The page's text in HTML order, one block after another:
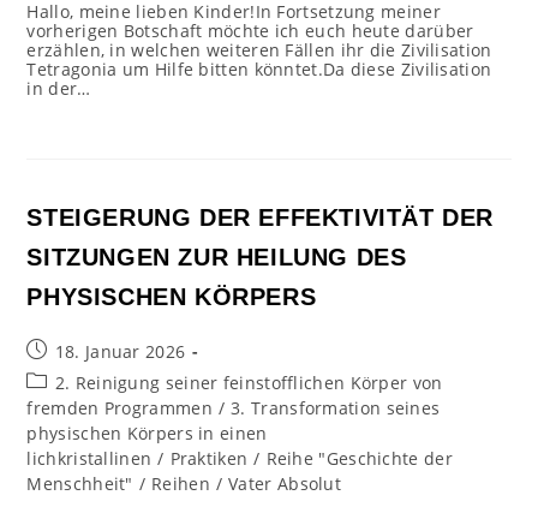
Hallo, meine lieben Kinder!In Fortsetzung meiner
vorherigen Botschaft möchte ich euch heute darüber
erzählen, in welchen weiteren Fällen ihr die Zivilisation
Tetragonia um Hilfe bitten könntet.Da diese Zivilisation
in der…
STEIGERUNG DER EFFEKTIVITÄT DER
SITZUNGEN ZUR HEILUNG DES
PHYSISCHEN KÖRPERS
Beitrag
veröffentlicht:
18. Januar 2026
Beitrags-
Kategorie:
2. Reinigung seiner feinstofflichen Körper von
fremden Programmen / 3. Transformation seines
physischen Körpers in einen
lichkristallinen / Praktiken / Reihe "Geschichte der
Menschheit" / Reihen / Vater Absolut